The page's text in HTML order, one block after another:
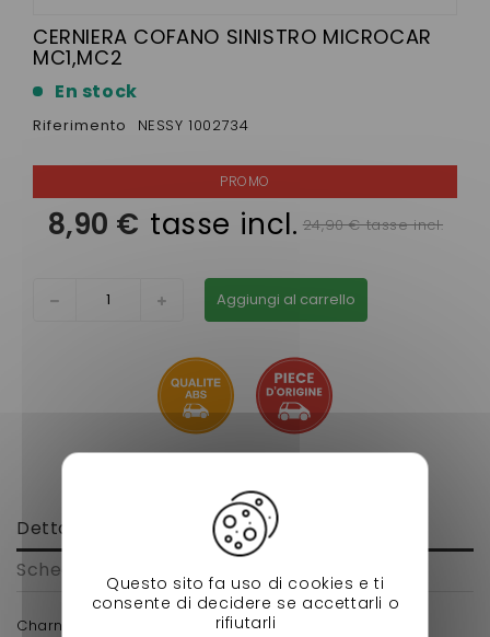
CERNIERA COFANO SINISTRO MICROCAR
MC1,MC2
En stock
Riferimento NESSY 1002734
8,90 € tasse incl. 24,90 € tasse incl.
Aggiungi al carrello
Dettagli
Scheda tecnica
Charniere de capot gauche microcar mc1,mc2 pour
Questo sito fa uso di cookies e ti
consente di decidere se accettarli o
rifiutarli